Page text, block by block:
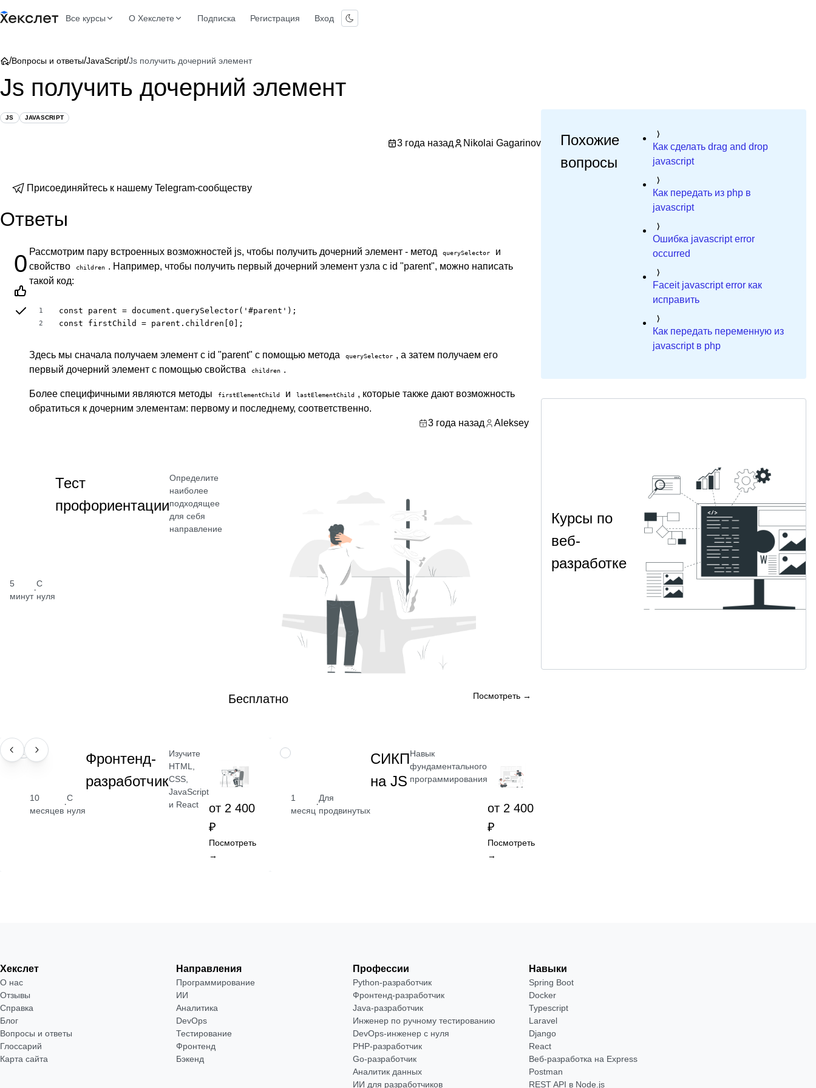
Все курсы О Хекслете Подписка Регистрация Вход
/Вопросы и ответы/JavaScript/Js получить дочерний элемент
Js получить дочерний элемент
JS JAVASCRIPT
3 года назад Nikolai Gagarinov
Присоединяйтесь к нашему Telegram-сообществу
Ответы
0 Рассмотрим пару встроенных возможностей js, чтобы получить дочерний элемент - метод querySelector
и
свойство
children . Например, чтобы получить первый дочерний элемент узла с id "parent", можно написать
такой код:
1
2
const parent = document.querySelector('#parent');
const firstChild = parent.children[0];
Здесь мы сначала получаем элемент с id "parent" с помощью метода querySelector , а затем получаем его
первый дочерний элемент с помощью свойства
children .
Более специфичными являются методы firstElementChild и lastElementChild , которые также дают возможность
обратиться к дочерним элементам: первому и последнему, соответственно.
3 года назад
Aleksey
5
минут
·
С
нуля
Тест
профориентации
Определите
наиболее
подходящее
для себя
направление
Бесплатно Посмотреть →
ПРОФЕССИЯ
10
месяцев
·
С
нуля
Фронтенд-
разработчик
Изучите
HTML,
CSS,
JavaScript
и React
от 2 400
₽
Посмотреть
→
НАВЫК
1
месяц
·
Для
продвинутых
СИКП
на JS
Навык
фундаментального
программирования
от 2 400
₽
Посмотреть
→
Похожие
вопросы
Как сделать drag and drop
javascript
Как передать из php в
javascript
Ошибка javascript error
occurred
Faceit javascript error как
исправить
Как передать переменную из
javascript в php
Курсы по
веб-
разработке
Хекслет
О нас
Отзывы
Справка
Блог
Вопросы и ответы
Глоссарий
Карта сайта
Направления
Программирование
ИИ
Аналитика
DevOps
Тестирование
Фронтенд
Бэкенд
Профессии
Python-разработчик
Фронтенд-разработчик
Java-разработчик
Инженер по ручному тестированию
DevOps-инженер с нуля
РНР-разработчик
Go-разработчик
Аналитик данных
ИИ для разработчиков
Навыки
Spring Boot
Docker
Typescript
Laravel
Django
React
Веб-разработка на Express
Postman
REST API в Node.js